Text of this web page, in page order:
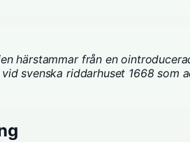
härstammar från en
svenska riddarhuset 1668 som